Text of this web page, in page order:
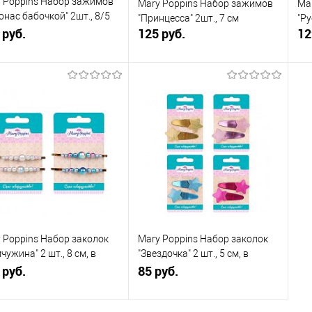
бабочкой" 2шт., 8/5
1шт
Купить в 1
К
сравнению
В наличии
Mary Poppins Набор зажимов
"Принцесса" 2шт., 7 см
125 руб.
Купить в 1
К
сравнению
В избранное
В наличии
Poppins Набор заколок
2 шт., 8 см, в
1 шт
Mary Poppins Набор заколок
"Звездочка" 2 шт., 5 см, в
ассорт., 1 шт
85 руб.